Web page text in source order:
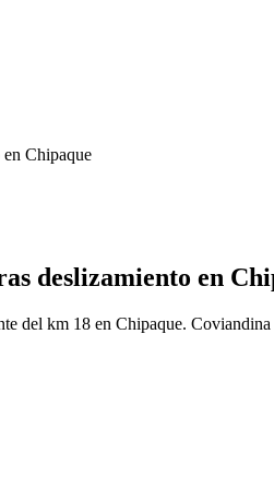
Chipaque
deslizamiento en
del km 18 en Chipaque.